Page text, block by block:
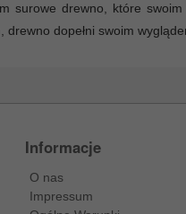
surowe drewno, które
drewno dopełni swoim
Informacje
O nas
Impressum